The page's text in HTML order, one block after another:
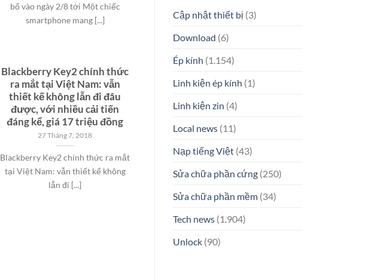
bố vào ngày 2/8 tới Một chiếc
smartphone mang [...]
Blackberry Key2 chính thức
ra mắt tại Việt Nam: vẫn
thiết kế không lẫn đi đâu
được, với nhiều cải tiến
đáng kể, giá 17 triệu đồng
27 Tháng 7, 2018
Blackberry Key2 chính thức ra mắt
tại Việt Nam: vẫn thiết kế không
lẫn đi [...]
Cập nhật thiết bị (3)
Download (6)
Ép kính (1.154)
Linh kiện ép kính (1)
Linh kiện zin (4)
Local news(11)
Nạp tiếng Việt(43)
Sửa chữa phần cứng(250)
Sửa chữa phần mềm(34)
Tech news(1.904)
Unlock(90)